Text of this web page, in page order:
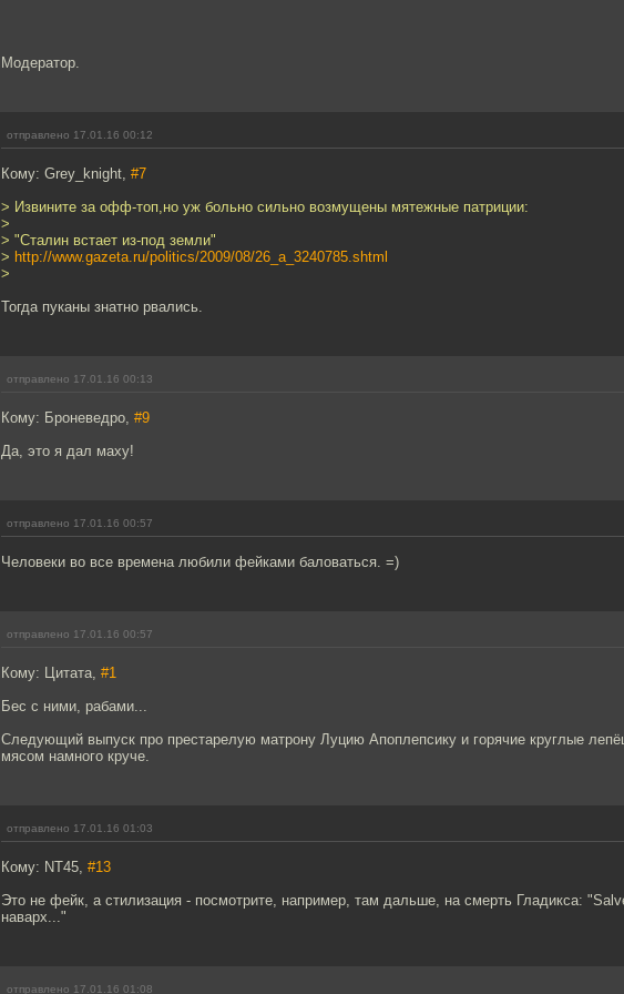
Модератор.
отправлено 17.01.16 00:12
Кому: Grey_knight, #7
> Извините за офф-топ,но уж больно сильно возмущены мятежные патриции:
>
> "Сталин встает из-под земли"
> http://www.gazeta.ru/politics/2009/08/26_a_3240785.shtml
>
Тогда пуканы знатно рвались.
отправлено 17.01.16 00:13
Кому: Броневедро, #9
Да, это я дал маху!
отправлено 17.01.16 00:57
Человеки во все времена любили фейками баловаться. =)
отправлено 17.01.16 00:57
Кому: Цитата, #1
Бес с ними, рабами...
Следующий выпуск про престарелую матрону Луцию Апоплепсику и горячие круглые
мясом намного круче.
отправлено 17.01.16 01:03
Кому: NT45, #13
Это не фейк, а стилизация - посмотрите, например, там дальше, на смерть Гладикса:
наварх..."
отправлено 17.01.16 01:08